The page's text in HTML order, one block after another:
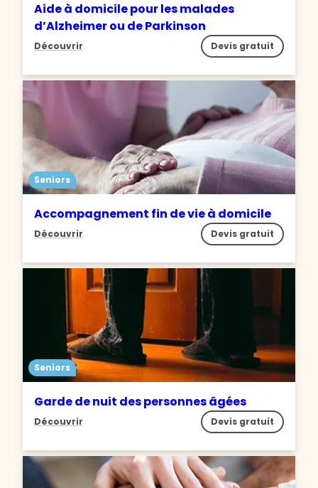
Aide à domicile pour les malades
d’Alzheimer ou de Parkinson
Découvrir Devis gratuit
Seniors
Accompagnement fin de vie à domicile
Découvrir Devis gratuit
Seniors
Garde de nuit des personnes âgées
Découvrir Devis gratuit